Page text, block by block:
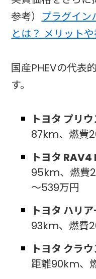
参考） プラグイン
とは？ メリット
国産PHEVの代表
す。
トヨタ プリ
87km、燃費
トヨタ RAV4
95km、燃費
～539万円
トヨタ ハリ
93km、燃費
トヨタ クラ
距離90km、